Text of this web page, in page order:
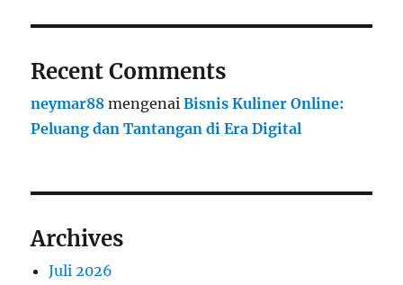
Recent Comments
neymar88 mengenaiBisnis Kuliner Online:
Peluang dan Tantangan di Era Digital
Archives
Juli 2026